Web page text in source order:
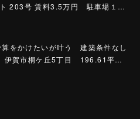
203号 賃料3.5万円 駐車場１…
算をかけたいが叶う 建築条件なし
賀市桐ケ丘5丁目 196.61平…